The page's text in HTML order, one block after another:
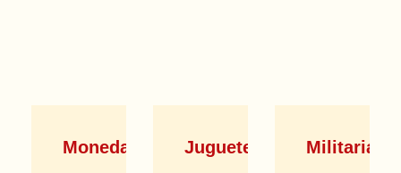
Monedas Juguetes Militaria